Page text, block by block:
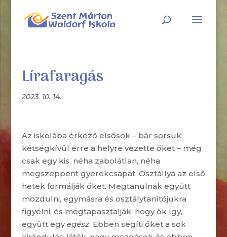
Lírafaragás
2023. 10. 14.
Az iskolába érkező elsősök – bár sorsuk
kétségkívül erre a helyre vezette őket – még
csak egy kis, néha zabolátlan, néha
megszeppent gyerekcsapat. Osztállyá az első
hetek formálják őket. Megtanulnak együtt
mozdulni, egymásra és osztálytanítójukra
figyelni, és megtapasztalják, hogy ők így,
együtt egyegész. Ebben segíti őket a sok